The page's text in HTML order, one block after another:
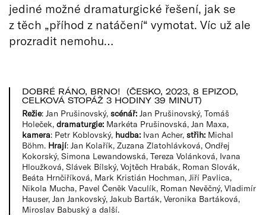
jediné možné dramaturgické řešení, jak se
z těch „příhod z natáčení“ vymotat. Víc už ale
prozradit nemohu…
DOBRÉ RÁNO, BRNO! (ČESKO, 2023, 8 EPIZOD,
CELKOVÁ STOPÁŽ 3 HODINY 39 MINUT)
Režie: Jan Prušinovský, scénář: Jan Prušinovský, Tomáš
Holeček, dramaturgie: Markéta Prušinovská, Jan Maxa,
kamera: Petr Koblovský, hudba: Ivan Acher, střih: Michal
Böhm. Hrají: Jan Kolařík, Zuzana Zlatohlávková, Ondřej
Kokorský, Simona Lewandowská, Tereza Volánková, Ivana
Hloužková, Slávek Bílský, Vojtěch Hrabák, Roman Slovák,
Beáta Hrnčiříková, Mark Kristián Hochman, Jiří Pavlica,
Nikola Mucha, Pavel Čeněk Vaculík, Roman Nevěčný, Vladimír
Hauser, Jan Jankovský, Jakub Barták, Veronika Bartáková,
Miroslav Babuský a další.